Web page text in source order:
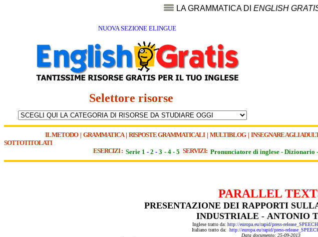
LA GRAMMATICA DI ENGLISH
NUOVA SEZIONE ELINGUE
Selettore risorse
IL METODO| GRAMMATICA| RISPOSTE GRAMMATICALI| MULTIBLOG| INSEGNARE AGLI
SOTTOTITOLATI
ESERCIZI : Serie 1 - 2 - 3 - 4 - 5 SERVIZI: Pronunciatore di inglese - Dizionario -
PARALLEL
PRESENTAZIONE DEI RAPPORTI
INDUSTRIALE - ANTONIO
Inglese tratto da: http://europa.eu/rapid/press-
Italiano tratto da: http://europa.eu/rapid/press-
Data documento: 25-09-2013